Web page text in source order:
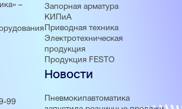
–
Запорная арматура
КИПиА
Приводная техника
Электротехническая
продукция
Продукция FESTO
Новости
Пневмокипавтоматика
99